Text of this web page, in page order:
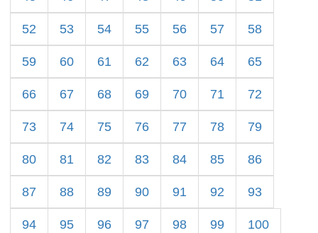
52 53 54 55 56 57 58
59 60 61 62 63 64 65
66 67 68 69 70 71 72
73 74 75 76 77 78 79
80 81 82 83 84 85 86
87 88 89 90 91 92 93
94 95 96 97 98 99 100